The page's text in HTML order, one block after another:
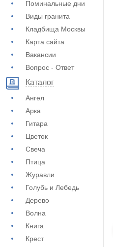
Поминальные дни
Виды гранита
Кладбища Москвы
Карта сайта
Вакансии
Вопрос - Ответ
Каталог
Ангел
Арка
Гитара
Цветок
Свеча
Птица
Журавли
Голубь и Лебедь
Дерево
Волна
Книга
Крест